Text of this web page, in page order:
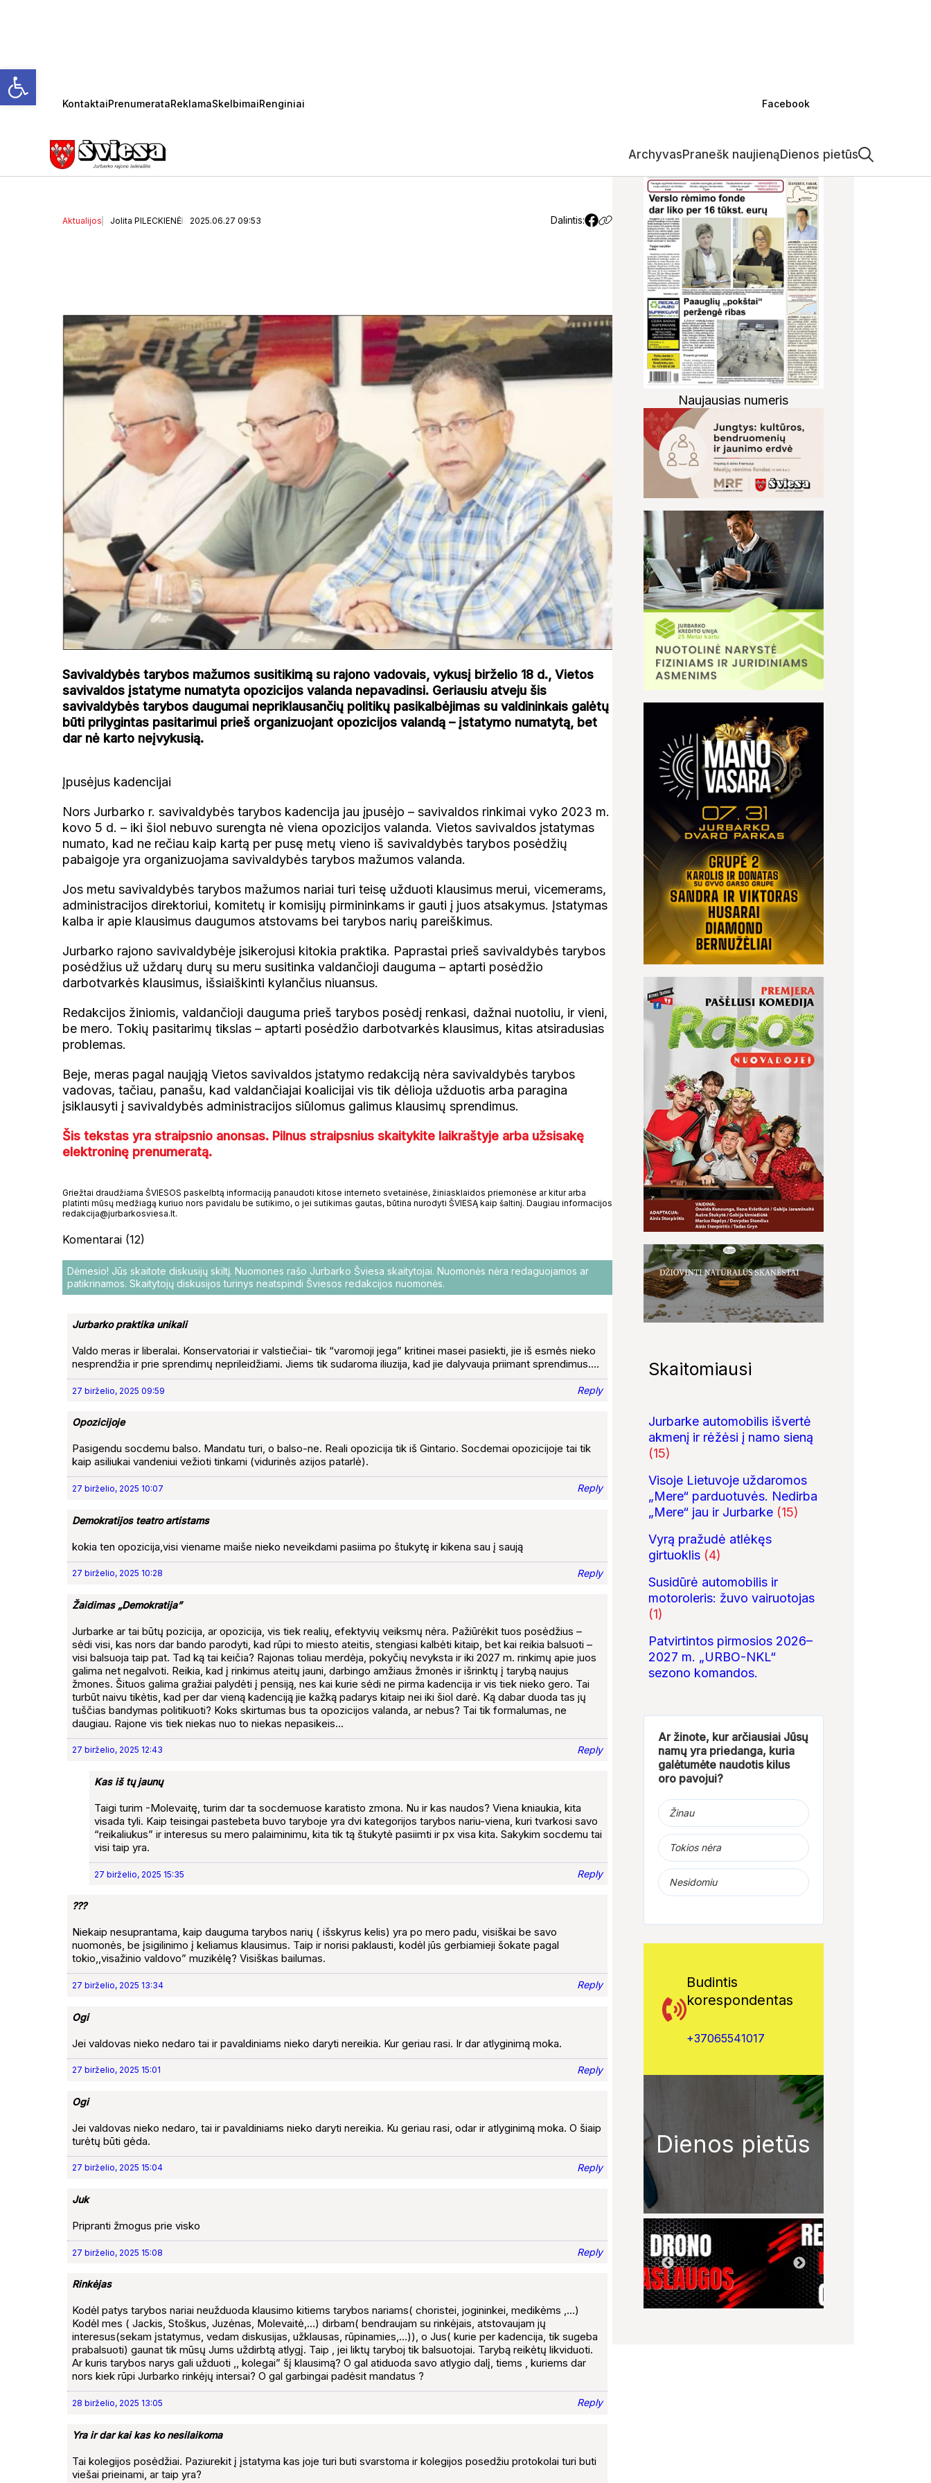
Open toolbar
KontaktaiPrenumerataReklamaSkelbimaiRenginiai Facebook
ArchyvasPranešk naujienąDienos pietūs
Mažumos susitikimas su valdžia – tik įžanga į
opozicijos valandą
Aktualijos Jolita PILECKIENĖ 2025.06.27 09:53 Dalintis:
Savivaldybės tarybos mažumos susitikimą su rajono vadovais, vykusį birželio 18 d., Vietos
savivaldos įstatyme numatyta opozicijos valanda nepavadinsi. Geriausiu atveju šis
savivaldybės tarybos daugumai nepriklausančių politikų pasikalbėjimas su valdininkais galėtų
būti prilygintas pasitarimui prieš organizuojant opozicijos valandą – įstatymo numatytą, bet
dar nė karto neįvykusią.
Įpusėjus kadencijai
Nors Jurbarko r. savivaldybės tarybos kadencija jau įpusėjo – savivaldos rinkimai vyko 2023 m.
kovo 5 d. – iki šiol nebuvo surengta nė viena opozicijos valanda. Vietos savivaldos įstatymas
numato, kad ne rečiau kaip kartą per pusę metų vieno iš savivaldybės tarybos posėdžių
pabaigoje yra organizuojama savivaldybės tarybos mažumos valanda.
Jos metu savivaldybės tarybos mažumos nariai turi teisę užduoti klausimus merui, vicemerams,
administracijos direktoriui, komitetų ir komisijų pirmininkams ir gauti į juos atsakymus. Įstatymas
kalba ir apie klausimus daugumos atstovams bei tarybos narių pareiškimus.
Jurbarko rajono savivaldybėje įsikerojusi kitokia praktika. Paprastai prieš savivaldybės tarybos
posėdžius už uždarų durų su meru susitinka valdančioji dauguma – aptarti posėdžio
darbotvarkės klausimus, išsiaiškinti kylančius niuansus.
Redakcijos žiniomis, valdančioji dauguma prieš tarybos posėdį renkasi, dažnai nuotoliu, ir vieni,
be mero. Tokių pasitarimų tikslas – aptarti posėdžio darbotvarkės klausimus, kitas atsiradusias
problemas.
Beje, meras pagal naująją Vietos savivaldos įstatymo redakciją nėra savivaldybės tarybos
vadovas, tačiau, panašu, kad valdančiajai koalicijai vis tik dėlioja užduotis arba paragina
įsiklausyti į savivaldybės administracijos siūlomus galimus klausimų sprendimus.
Šis tekstas yra straipsnio anonsas. Pilnus straipsnius skaitykite laikraštyje arba užsisakę
elektroninę prenumeratą.
Griežtai draudžiama ŠVIESOS paskelbtą informaciją panaudoti kitose interneto svetainėse, žiniasklaidos priemonėse ar kitur arba
platinti mūsų medžiagą kuriuo nors pavidalu be sutikimo, o jei sutikimas gautas, būtina nurodyti ŠVIESĄ kaip šaltinį. Daugiau informacijos
redakcija@jurbarkosviesa.lt.
Komentarai (12)
Dėmesio! Jūs skaitote diskusijų skiltį. Nuomones rašo Jurbarko Šviesa skaitytojai. Nuomonės nėra redaguojamos ar
patikrinamos. Skaitytojų diskusijos turinys neatspindi Šviesos redakcijos nuomonės.
Jurbarko praktika unikali
Valdo meras ir liberalai. Konservatoriai ir valstiečiai- tik “varomoji jega” kritinei masei pasiekti, jie iš esmės nieko
nesprendžia ir prie sprendimų neprileidžiami. Jiems tik sudaroma iliuzija, kad jie dalyvauja priimant sprendimus….
27 birželio, 2025 09:59 Reply
Opozicijoje
Pasigendu socdemu balso. Mandatu turi, o balso-ne. Reali opozicija tik iš Gintario. Socdemai opozicijoje tai tik
kaip asiliukai vandeniui vežioti tinkami (vidurinės azijos patarlė).
27 birželio, 2025 10:07 Reply
Demokratijos teatro artistams
kokia ten opozicija,visi viename maiše nieko neveikdami pasiima po štukytę ir kikena sau į saują
27 birželio, 2025 10:28 Reply
Žaidimas „Demokratija”
Jurbarke ar tai būtų pozicija, ar opozicija, vis tiek realių, efektyvių veiksmų nėra. Pažiūrėkit tuos posėdžius –
sėdi visi, kas nors dar bando parodyti, kad rūpi to miesto ateitis, stengiasi kalbėti kitaip, bet kai reikia balsuoti –
visi balsuoja taip pat. Tad ką tai keičia? Rajonas toliau merdėja, pokyčių nevyksta ir iki 2027 m. rinkimų apie juos
galima net negalvoti. Reikia, kad į rinkimus ateitų jauni, darbingo amžiaus žmonės ir išrinktų į tarybą naujus
žmones. Šituos galima gražiai palydėti į pensiją, nes kai kurie sėdi ne pirma kadencija ir vis tiek nieko gero. Tai
turbūt naivu tikėtis, kad per dar vieną kadenciją jie kažką padarys kitaip nei iki šiol darė. Ką dabar duoda tas jų
tuščias bandymas politikuoti? Koks skirtumas bus ta opozicijos valanda, ar nebus? Tai tik formalumas, ne
daugiau. Rajone vis tiek niekas nuo to niekas nepasikeis…
27 birželio, 2025 12:43 Reply
Kas iš tų jaunų
Taigi turim -Molevaitę, turim dar ta socdemuose karatisto zmona. Nu ir kas naudos? Viena kniaukia, kita
visada tyli. Kaip teisingai pastebeta buvo taryboje yra dvi kategorijos tarybos nariu-viena, kuri tvarkosi savo
“reikaliukus” ir interesus su mero palaiminimu, kita tik tą štukytė pasiimti ir px visa kita. Sakykim socdemu tai
visi taip yra.
27 birželio, 2025 15:35 Reply
???
Niekaip nesuprantama, kaip dauguma tarybos narių ( išskyrus kelis) yra po mero padu, visiškai be savo
nuomonės, be įsigilinimo į keliamus klausimus. Taip ir norisi paklausti, kodėl jūs gerbiamieji šokate pagal
tokio,,visažinio valdovo” muzikėlę? Visiškas bailumas.
27 birželio, 2025 13:34 Reply
Ogi
Jei valdovas nieko nedaro tai ir pavaldiniams nieko daryti nereikia. Kur geriau rasi. Ir dar atlyginimą moka.
27 birželio, 2025 15:01 Reply
Ogi
Jei valdovas nieko nedaro, tai ir pavaldiniams nieko daryti nereikia. Ku geriau rasi, odar ir atlyginimą moka. O šiaip
turėtų būti gėda.
27 birželio, 2025 15:04 Reply
Juk
Pripranti žmogus prie visko
27 birželio, 2025 15:08 Reply
Rinkėjas
Kodėl patys tarybos nariai neužduoda klausimo kitiems tarybos nariams( choristei, jogininkei, medikėms ,…)
Kodėl mes ( Jackis, Stoškus, Juzėnas, Molevaitė,…) dirbam( bendraujam su rinkėjais, atstovaujam jų
interesus(sekam įstatymus, vedam diskusijas, užklausas, rūpinamies,…)), o Jus( kurie per kadencija, tik sugeba
prabalsuoti) gaunat tik mūsų Jums uždirbtą atlygį. Taip , jei liktų taryboj tik balsuotojai. Tarybą reikėtų likviduoti.
Ar kuris tarybos narys gali užduoti ,, kolegai” šį klausimą? O gal atiduoda savo atlygio dalį, tiems , kuriems dar
nors kiek rūpi Jurbarko rinkėjų intersai? O gal garbingai padėsit mandatus ?
28 birželio, 2025 13:05 Reply
Yra ir dar kai kas ko nesilaikoma
Tai kolegijos posėdžiai. Paziurekit į įstatyma kas joje turi buti svarstoma ir kolegijos posedžiu protokolai turi buti
viešai prieinami, ar taip yra?
Naujausias numeris
Skaitomiausi
Jurbarke automobilis išvertė
akmenį ir rėžėsi į namo sieną
(15)
Visoje Lietuvoje uždaromos
„Mere“ parduotuvės. Nedirba
„Mere“ jau ir Jurbarke (15)
Vyrą pražudė atlėkęs
girtuoklis (4)
Susidūrė automobilis ir
motoroleris: žuvo vairuotojas
(1)
Patvirtintos pirmosios 2026–
2027 m. „URBO-NKL“
sezono komandos.
Ar žinote, kur arčiausiai Jūsų
namų yra priedanga, kuria
galėtumėte naudotis kilus
oro pavojui?
Žinau
Tokios nėra
Nesidomiu
Budintis
korespondentas
+37065541017
Dienos pietūs